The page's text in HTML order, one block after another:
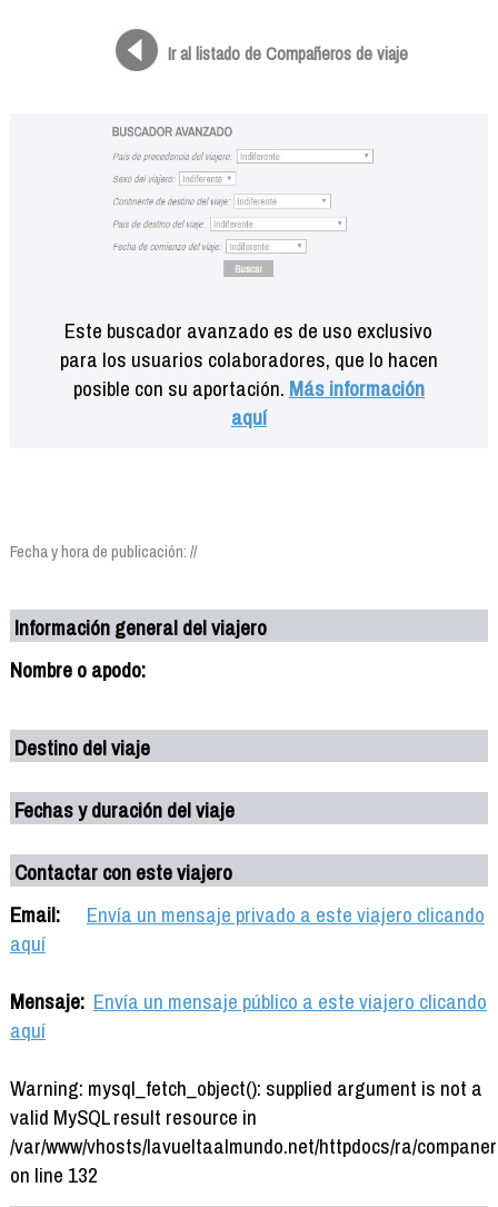
Ir al listado de Compañeros de viaje
Este buscador avanzado es de uso exclusivo
para los usuarios colaboradores, que lo hacen
posible con su aportación. Más información
aquí
Fecha y hora de publicación: //
Información general del viajero
Nombre o apodo:
Destino del viaje
Fechas y duración del viaje
Contactar con este viajero
Email:
Envía un mensaje privado a este viajero clicando
aquí
Mensaje: Envía un mensaje público a este viajero clicando
aquí
Warning: mysql_fetch_object(): supplied argument is not a
valid MySQL result resource in
/var/www/vhosts/lavueltaalmundo.net/httpdocs/ra/
on line 132